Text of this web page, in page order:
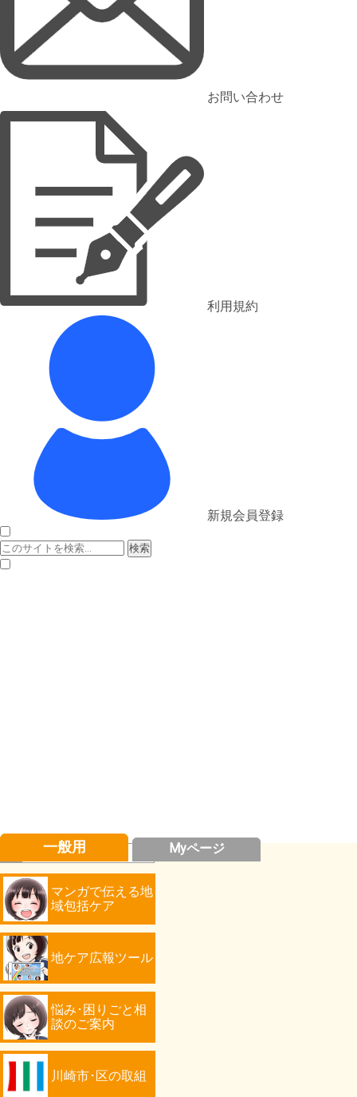
お問い合わせ
利用規約
新規会員登録
一般用 Myページ
マンガで伝える地
域包括ケア
地ケア広報ツール
悩み･困りごと相
談のご案内
川崎市･区の取組